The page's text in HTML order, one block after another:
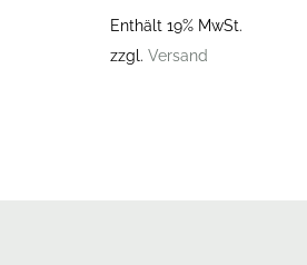
Enthält 19% MwSt.
zzgl. Versand